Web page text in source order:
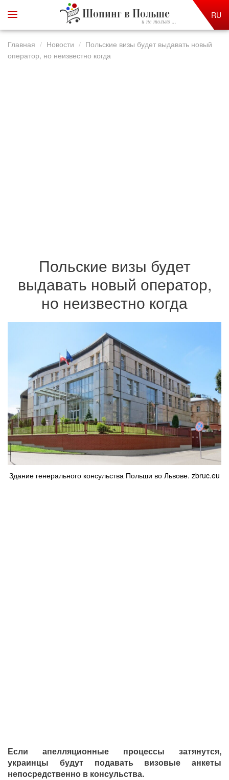
Шопинг в Польше
и не только ...
RU
Главная Новости
Польские визы будет выдавать новый
оператор, но неизвестно когда
Польские визы будет
выдавать новый оператор,
но неизвестно когда
Здание генерального консульства Польши во Львове. zbruc.eu
Если апелляционные процессы затянутся,
украинцы будут подавать визовые анкеты
непосредственно в консульства.